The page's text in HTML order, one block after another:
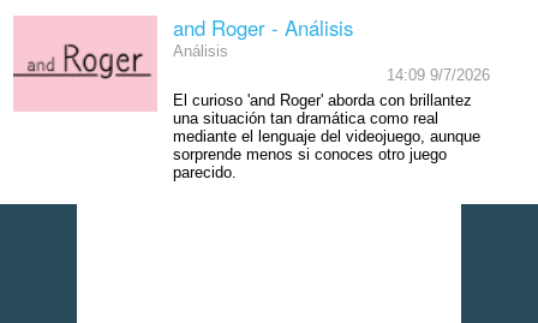
and Roger - Análisis
Análisis
14:09 9/7/2026
El curioso 'and Roger' aborda con brillantez
una situación tan dramática como real
mediante el lenguaje del videojuego, aunque
sorprende menos si conoces otro juego
parecido.